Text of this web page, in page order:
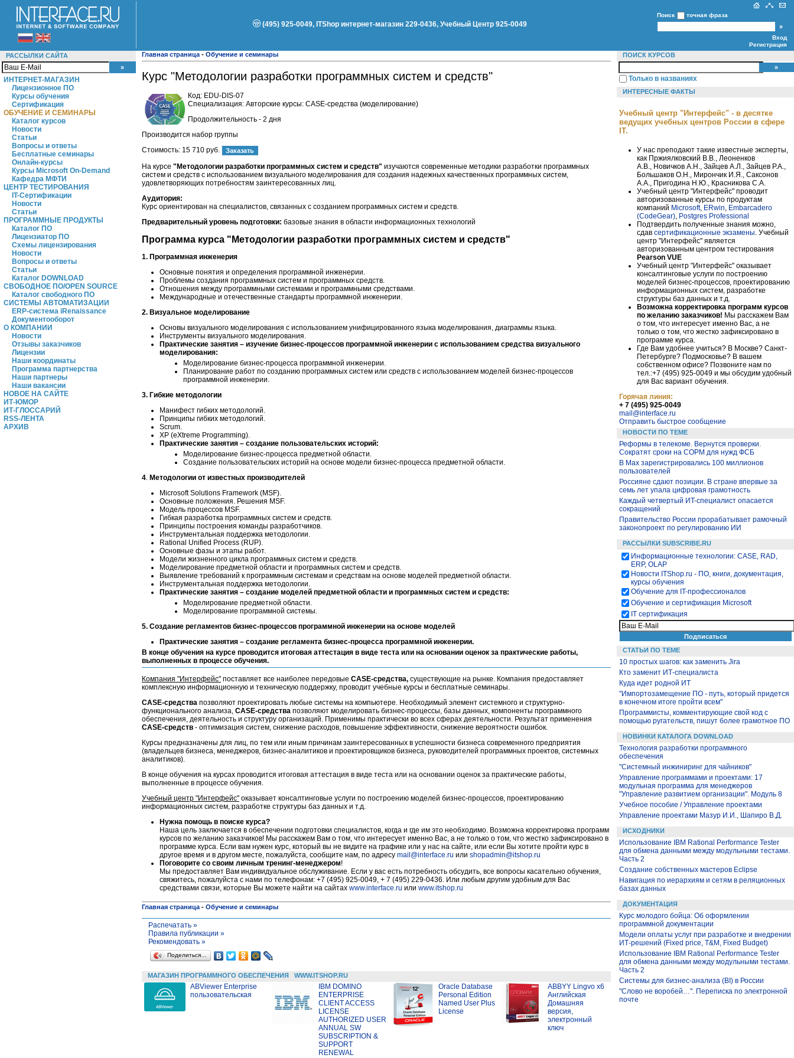
(495) 925-0049, ITShop интернет-магазин 229-0436, Учебный Центр 925-0049
Поиск точная фраза
Вход
Регистрация
РАССЫЛКИ САЙТА
ИНТЕРНЕТ-МАГАЗИН
Лицензионное ПО
Курсы обучения
Сертификация
ОБУЧЕНИЕ И СЕМИНАРЫ
Каталог курсов
Новости
Статьи
Вопросы и ответы
Бесплатные семинары
Онлайн-курсы
Курсы Microsoft On-Demand
Кафедра МФТИ
ЦЕНТР ТЕСТИРОВАНИЯ
IT-Сертификации
Новости
Статьи
ПРОГРАММНЫЕ ПРОДУКТЫ
Каталог ПО
Лицензиатор ПО
Схемы лицензирования
Новости
Вопросы и ответы
Статьи
Каталог DOWNLOAD
СВОБОДНОЕ ПО/OPEN SOURCE
Каталог свободного ПО
СИСТЕМЫ АВТОМАТИЗАЦИИ
ERP-система iRenaissance
Документооборот
О КОМПАНИИ
Новости
Отзывы заказчиков
Лицензии
Наши координаты
Программа партнерства
Наши партнеры
Наши вакансии
НОВОЕ НА САЙТЕ
ИТ-ЮМОР
ИТ-ГЛОССАРИЙ
RSS-ЛЕНТА
АРХИВ
Главная страница - Обучение и семинары
Курс "Методологии разработки программных систем и средств"
Код: EDU-DIS-07
Специализация: Авторские курсы: CASE-средства (моделирование)
Продолжительность - 2 дня
Производится набор группы
Стоимость: 15 710 руб.
На курсе "Методологии разработки программных систем и средств" изучаются современные методики разработки программных
систем и средств с использованием визуального моделирования для создания надежных качественных программных систем,
удовлетворяющих потребностям заинтересованных лиц.
Аудитория:
Курс ориентирован на специалистов, связанных с созданием программных систем и средств.
Предварительный уровень подготовки: базовые знания в области информационных технологий
Программа курса "Методологии разработки программных систем и средств"
1. Программная инженерия
Основные понятия и определения программной инженерии.
Проблемы создания программных систем и программных средств.
Отношения между программными системами и программными средствами.
Международные и отечественные стандарты программной инженерии.
2. Визуальное моделирование
Основы визуального моделирования с использованием унифицированного языка моделирования, диаграммы языка.
Инструменты визуального моделирования.
Практические занятия – изучение бизнес-процессов программной инженерии с использованием средства визуального
моделирования:
Моделирование бизнес-процесса программной инженерии.
Планирование работ по созданию программных систем или средств с использованием моделей бизнес-процессов
программной инженерии.
3. Гибкие методологии
Манифест гибких методологий.
Принципы гибких методологий.
Scrum.
ХP (eXtreme Programming).
Практические занятия – создание пользовательских историй:
Моделирование бизнес-процесса предметной области.
Создание пользовательских историй на основе модели бизнес-процесса предметной области.
4. Методологии от известных производителей
Microsoft Solutions Framework (MSF).
Основные положения. Решения MSF.
Модель процессов MSF.
Гибкая разработка программных систем и средств.
Принципы построения команды разработчиков.
Инструментальная поддержка методологии.
Rational Unified Process (RUP).
Основные фазы и этапы работ.
Модели жизненного цикла программных систем и средств.
Моделирование предметной области и программных систем и средств.
Выявление требований к программным системам и средствам на основе моделей предметной области.
Инструментальная поддержка методологии.
Практические занятия – создание моделей предметной области и программных систем и средств:
Моделирование предметной области.
Моделирование программной системы.
5. Создание регламентов бизнес-процессов программной инженерии на основе моделей
Практические занятия – создание регламента бизнес-процесса программной инженерии.
В конце обучения на курсе проводится итоговая аттестация в виде теста или на основании оценок за практические работы,
выполненных в процессе обучения.
Компания "Интерфейс" поставляет все наиболее передовые CASE-средства, существующие на рынке. Компания предоставляет
комплексную информационную и техническую поддержку, проводит учебные курсы и бесплатные семинары.
CASE-средства позволяют проектировать любые системы на компьютере. Необходимый элемент системного и структурно-
функционального анализа, CASE-средства позволяют моделировать бизнес-процессы, базы данных, компоненты программного
обеспечения, деятельность и структуру организаций. Применимы практически во всех сферах деятельности. Результат применения
CASE-средств - оптимизация систем, снижение расходов, повышение эффективности, снижение вероятности ошибок.
Курсы предназначены для лиц, по тем или иным причинам заинтересованных в успешности бизнеса современного предприятия
(владельцев бизнеса, менеджеров, бизнес-аналитиков и проектировщиков бизнеса, руководителей программных проектов, системных
аналитиков).
В конце обучения на курсах проводится итоговая аттестация в виде теста или на основании оценок за практические работы,
выполненные в процессе обучения.
Учебный центр "Интерфейс" оказывает консалтинговые услуги по построению моделей бизнес-процессов, проектированию
информационных систем, разработке структуры баз данных и т.д.
Нужна помощь в поиске курса?
Наша цель заключается в обеспечении подготовки специалистов, когда и где им это необходимо. Возможна корректировка программ
курсов по желанию заказчиков! Мы расскажем Вам о том, что интересует именно Вас, а не только о том, что жестко зафиксировано в
программе курса. Если вам нужен курс, который вы не видите на графике или у нас на сайте, или если Вы хотите пройти курс в
другое время и в другом месте, пожалуйста, сообщите нам, по адресу mail@interface.ru или shopadmin@itshop.ru
Поговорите со своим личным тренинг-менеджером!
Мы предоставляет Вам индивидуальное обслуживание. Если у вас есть потребность обсудить, все вопросы касательно обучения,
свяжитесь, пожалуйста c нами по телефонам: +7 (495) 925-0049, + 7 (495) 229-0436. Или любым другим удобным для Вас
средствами связи, которые Вы можете найти на сайтах www.interface.ru или www.itshop.ru
Главная страница - Обучение и семинары
Распечатать »
Правила публикации »
Рекомендовать »
Поделиться…
МАГАЗИН ПРОГРАММНОГО ОБЕСПЕЧЕНИЯ WWW.ITSHOP.RU
ABViewer Enterprise
пользовательская
IBM DOMINO
ENTERPRISE
CLIENT ACCESS
LICENSE
AUTHORIZED USER
ANNUAL SW
SUBSCRIPTION &
SUPPORT
RENEWAL
Oracle Database
Personal Edition
Named User Plus
License
ABBYY Lingvo x6
Английская
Домашняя
версия,
электронный
ключ
ПОИСК КУРСОВ
Только в названиях
ИНТЕРЕСНЫЕ ФАКТЫ
Учебный центр "Интерфейс" - в десятке
ведущих учебных центров России в сфере
IT.
У нас преподают такие известные эксперты,
как Пржиялковский В.В., Леоненков
А.В., Новичков А.Н., Зайцев А.Л., Зайцев Р.А.,
Большаков О.Н., Мирончик И.Я., Саксонов
А.А., Пригодина Н.Ю., Красникова С.А.
Учебный центр "Интерфейс" проводит
авторизованные курсы по продуктам
компаний Microsoft, ERwin Embarcadero
(CodeGear) Postgres Professional
Подтвердить полученные знания можно,
сдав сертификационные экзамены . Учебный
центр "Интерфейс" является
авторизованным центром тестирования
Pearson VUE
Учебный центр "Интерфейс" оказывает
консалтинговые услуги по построению
моделей бизнес-процессов, проектированию
информационных систем, разработке
структуры баз данных и т.д.
Возможна корректировка программ курсов
по желанию заказчиков! Мы расскажем Вам
о том, что интересует именно Вас, а не
только о том, что жестко зафиксировано в
программе курса.
Где Вам удобнее учиться? В Москве? Санкт-
Петербурге? Подмосковье? В вашем
собственном офисе? Позвоните нам по
тел.:+7 (495) 925-0049 и мы обсудим удобный
для Вас вариант обучения.
Горячая линия:
+ 7 (495) 925-0049
mail@interface.ru
Отправить быстрое сообщение
НОВОСТИ ПО ТЕМЕ
Реформы в телекоме. Вернутся проверки.
Сократят сроки на СОРМ для нужд ФСБ
В Max зарегистрировались 100 миллионов
пользователей
Россияне сдают позиции. В стране впервые за
семь лет упала цифровая грамотность
Каждый четвертый ИT-специалист опасается
сокращений
Правительство России прорабатывает рамочный
законопроект по регулированию ИИ
РАССЫЛКИ SUBSCRIBE.RU
Информационные технологии: CASE, RAD,
ERP, OLAP
Новости ITShop.ru - ПО, книги, документация,
курсы обучения
Обучение для IT-профессионалов
Обучение и сертификация Microsoft
IT сертификация
СТАТЬИ ПО ТЕМЕ
10 простых шагов: как заменить Jira
Кто заменит ИТ-специалиста
Куда идет родной ИТ
"Импортозамещение ПО - путь, который придется
в конечном итоге пройти всем"
Программисты, комментирующие свой код с
помощью ругательств, пишут более грамотное ПО
НОВИНКИ КАТАЛОГА DOWNLOAD
Технология разработки программного
обеспечения
"Системный инжиниринг для чайников"
Управление программами и проектами: 17
модульная программа для менеджеров
"Управление развитием организации". Модуль 8
Учебное пособие / Управление проектами
Управление проектами Мазур И.И., Шапиро В.Д.
ИСХОДНИКИ
Использование IBM Rational Performance Tester
для обмена данными между модульными тестами.
Часть 2
Создание собственных мастеров Eclipse
Навигация по иерархиям и сетям в реляционных
базах данных
ДОКУМЕНТАЦИЯ
Курс молодого бойца: Об оформлении
программной документации
Модели оплаты услуг при разработке и внедрении
ИТ-решений (Fixed price, T&M, Fixed Budget)
Использование IBM Rational Performance Tester
для обмена данными между модульными тестами.
Часть 2
Системы для бизнес-анализа (BI) в России
"Слово не воробей…". Переписка по электронной
почте